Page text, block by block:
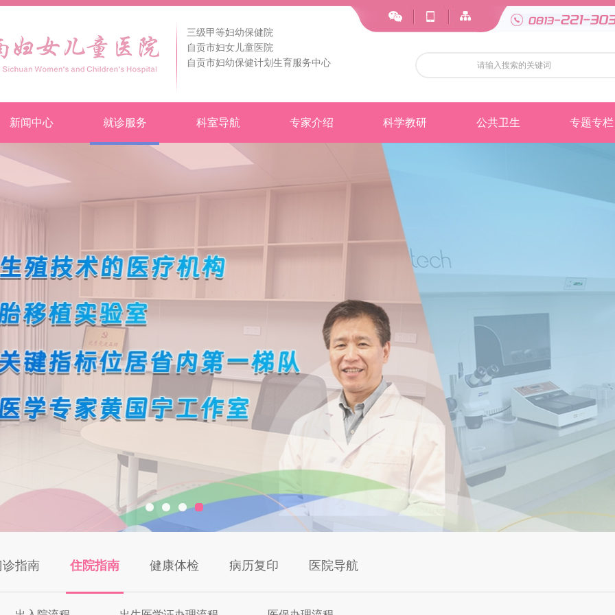
三级甲等妇幼保健院
自贡市妇女儿童医院
自贡市妇幼保健计划生育服务中心
新闻中心 就诊服务 科室导航 专家介绍 科学教研 公共卫生 专题专栏
诊指南 住院指南 健康体检 病历复印 医院导航